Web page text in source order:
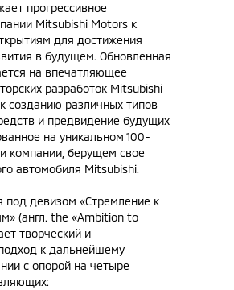
прогрессивное
Mitsubishi Motors к
для достижения
в будущем. Обновленная
на впечатляющее
разработок Mitsubishi
созданию различных типов
и предвидение будущих
на уникальном 100-
компании, берущем свое
автомобиля Mitsubishi.
под девизом «Стремление к
(англ. the «Ambition to
творческий и
к дальнейшему
с опорой на четыре